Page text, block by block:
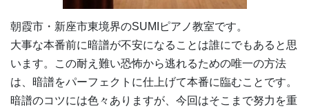
朝霞市・新座市東境界のSUMIピアノ教室です。
大事な本番前に暗譜が不安になることは誰にでもあると思
います。この耐え難い恐怖から逃れるための唯一の方法
は、暗譜をパーフェクトに仕上げて本番に臨むことです。
暗譜のコツには色々ありますが、今回はそこまで努力を重